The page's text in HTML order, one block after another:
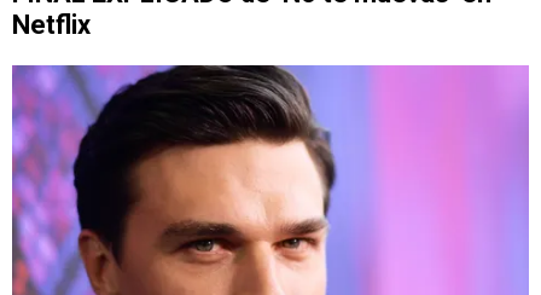
Netflix